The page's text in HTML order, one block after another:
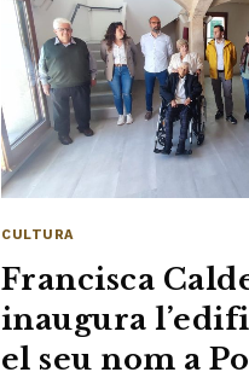
CULTURA
Francisca
inaugura
el seu nom a